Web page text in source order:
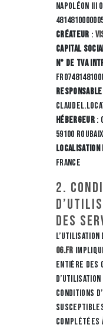
Napoléon III
Créateur :
Capital
N° de TVA
Hébergeur:
59100
Localisation
France
2.
des
L’utilisation
06.fr
entière des
conditions
complétées